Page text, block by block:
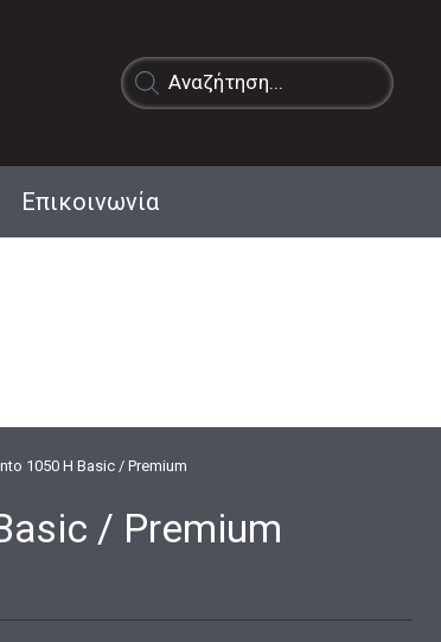
Products
search
Επικοινωνία
1050 H Basic / Premium
/ Premium